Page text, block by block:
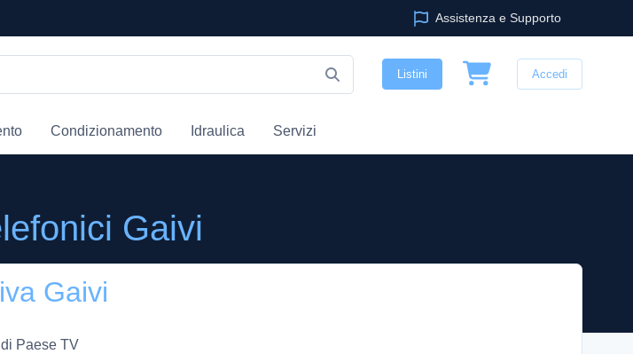
Assistenza e Supporto
Listini Accedi
Condizionamento Idraulica Servizi
Gaivi
Gaivi
Paese TV